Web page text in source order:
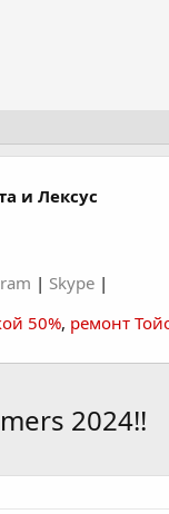
и Лексус
| Skype |
50%, ремонт
2024!!